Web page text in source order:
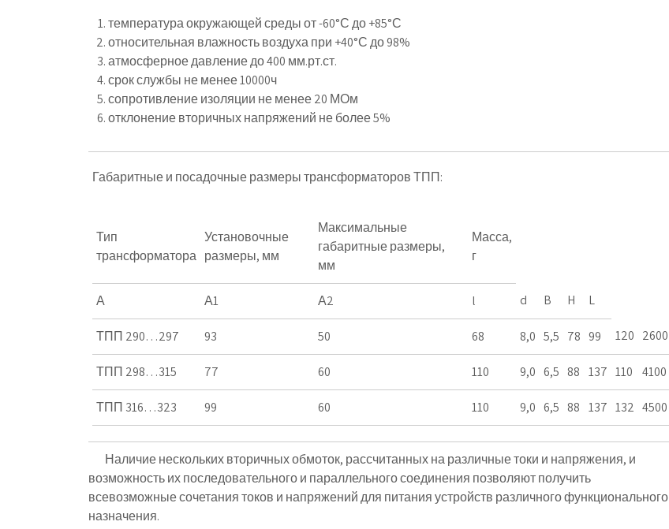
температура окружающей среды от -60°С до +85°С
относительная влажность воздуха при +40°С до 98%
атмосферное давление до 400 мм.рт.ст.
срок службы не менее 10000ч
сопротивление изоляции не менее 20 МОм
отклонение вторичных напряжений не более 5%
Габаритные и посадочные размеры трансформаторов ТПП:
Тип
трансформатора
Установочные
размеры, мм
Максимальные
габаритные размеры,
мм
Масса,
г
А А1 А2 l d B H L
ТПП 290…297 93 50 68 8,0 5,5 78 99 120 2600
ТПП 298…315 77 60 110 9,0 6,5 88 137 110 4100
ТПП 316…323 99 60 110 9,0 6,5 88 137 132 4500
Наличие нескольких вторичных обмоток, рассчитанных на различные токи и напряжения, и
возможность их последовательного и параллельного соединения позволяют получить
всевозможные сочетания токов и напряжений для питания устройств различного функционального
назначения.